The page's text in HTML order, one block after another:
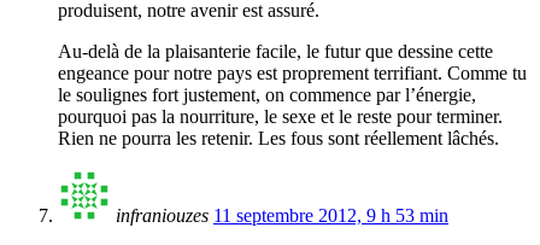
produisent, notre avenir est assuré.
Au-delà de la plaisanterie facile, le futur que dessine cette
engeance pour notre pays est proprement terrifiant. Comme tu
le soulignes fort justement, on commence par l’énergie,
pourquoi pas la nourriture, le sexe et le reste pour terminer.
Rien ne pourra les retenir. Les fous sont réellement lâchés.
infraniouzes 11 septembre 2012, 9 h 53 min